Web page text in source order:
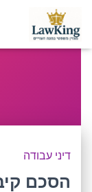
דיני עבודה
הסכם